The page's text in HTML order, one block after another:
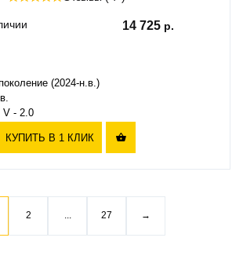
14 725
(2024-н.в.)
V - 2.0
КУПИТЬ В 1 КЛИК 
2 ... 27 →